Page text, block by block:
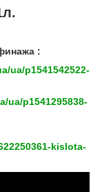
:
ua/p1541542522-
ua/p1541295838-
kislota-